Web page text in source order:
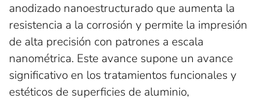
anodizado nanoestructurado que aumenta la
resistencia a la corrosión y permite la impresión
de alta precisión con patrones a escala
nanométrica. Este avance supone un avance
significativo en los tratamientos funcionales y
estéticos de superficies de aluminio,